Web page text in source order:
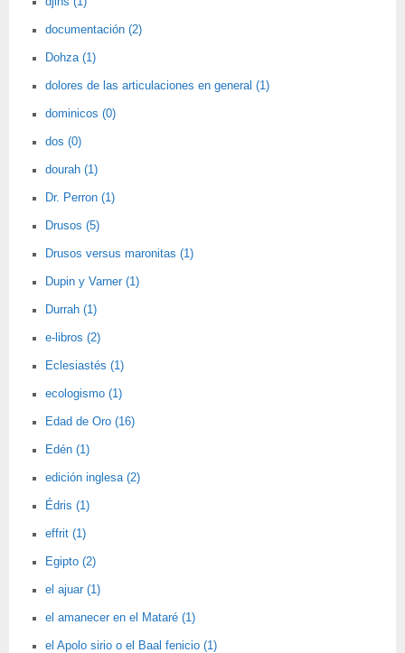
documentación (2)
Dohza (1)
dolores de las articulaciones en general (1)
dominicos (0)
dos (0)
dourah (1)
Dr. Perron (1)
Drusos (5)
Drusos versus maronitas (1)
Dupin y Varner (1)
Durrah (1)
e-libros (2)
Eclesiastés (1)
ecologismo (1)
Edad de Oro (16)
Edén (1)
edición inglesa (2)
Édris (1)
effrit (1)
Egipto (2)
el ajuar (1)
el amanecer en el Mataré (1)
el Apolo sirio o el Baal fenicio (1)